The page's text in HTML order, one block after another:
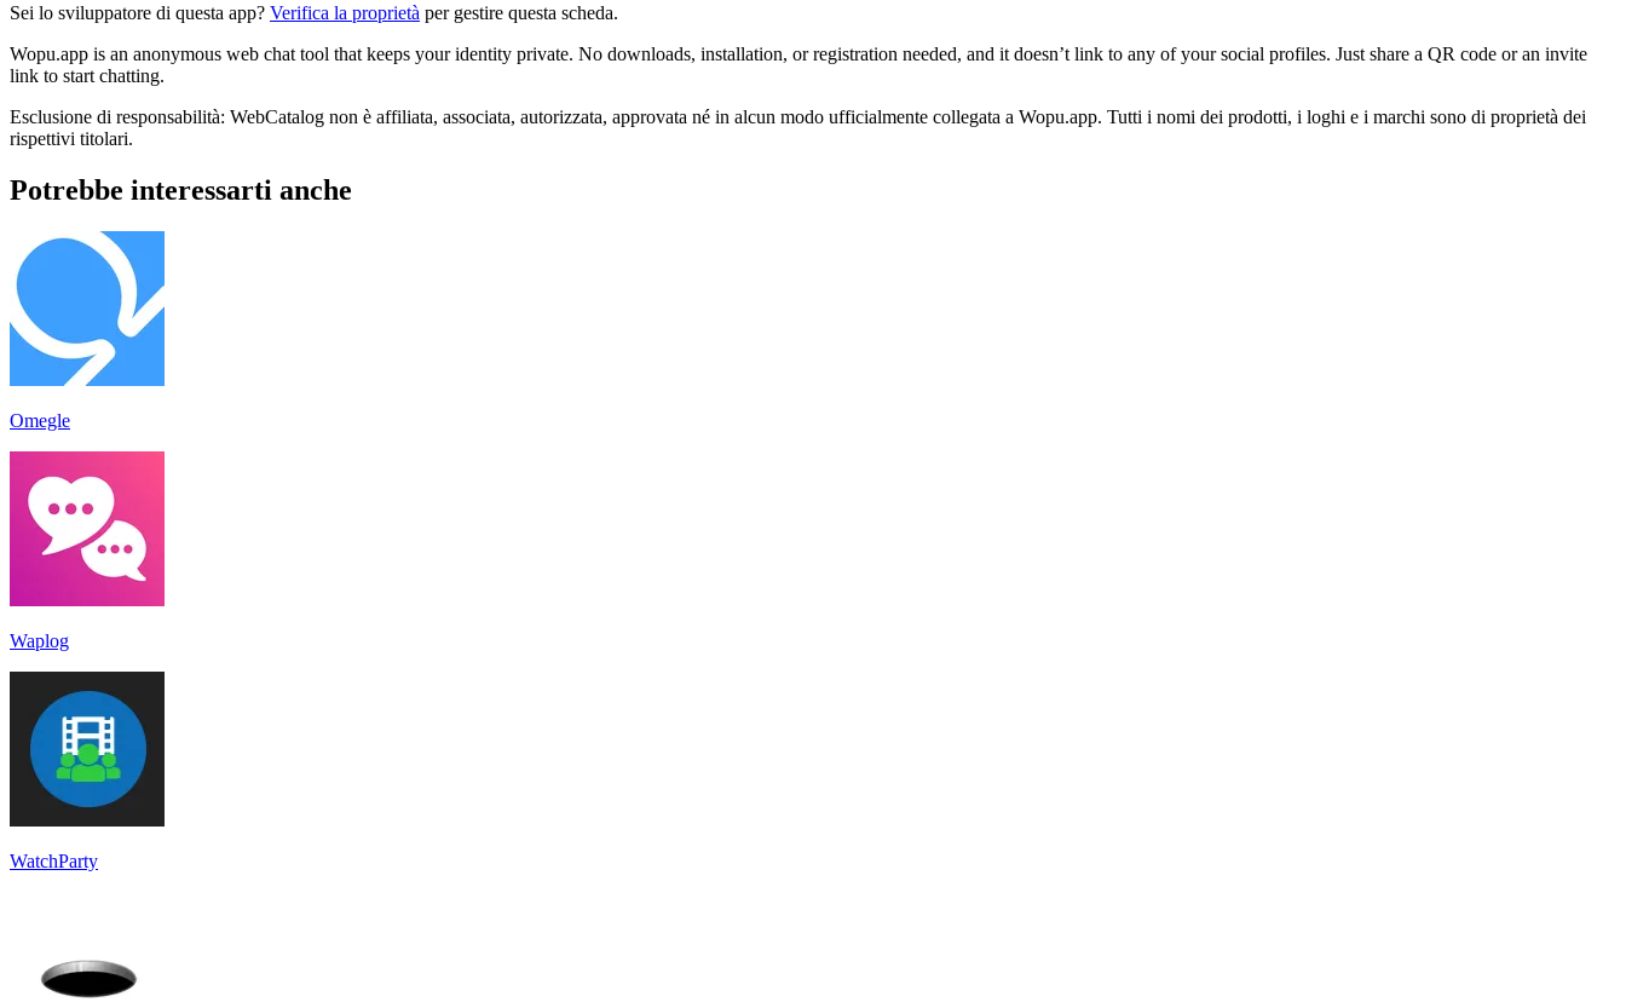
Sei lo sviluppatore di questa app? Verifica la proprietà per gestire questa scheda.
Wopu.app is an anonymous web chat tool that keeps your identity private. No downloads, installation, or registration needed, and it doesn’t link to any of your social profiles. Just share a QR code or an invite
link to start chatting.
Esclusione di responsabilità: WebCatalog non è affiliata, associata, autorizzata, approvata né in alcun modo ufficialmente collegata a Wopu.app. Tutti i nomi dei prodotti, i loghi e i marchi sono di proprietà dei
rispettivi titolari.
Potrebbe interessarti anche
Omegle
Waplog
WatchParty